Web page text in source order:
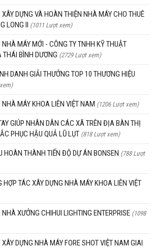
DỰNG VÀ HOÀN THIỆN NHÀ MÁY CHO THUÊ
LONG II (1011 Lượt xem)
MÁY MỚI - CÔNG TY TNHH KỸ THUẬT
BÌNH DƯƠNG (2729 Lượt xem)
DANH GIẢI THƯỞNG TOP 10 THƯƠNG HIỆU
MÁY KHOA LIÊN VIỆT NAM (1206 Lượt xem)
GIÚP NHÂN DÂN CÁC XÃ TRÊN ĐỊA BÀN THỊ
PHỤC HẬU QUẢ LŨ LỤT (818 Lượt xem)
HOÀN THÀNH TIẾN ĐỘ DỰ ÁN BONSEN (788 Lượt
HỢP TÁC XÂY DỰNG NHÀ MÁY KHOA LIÊN VIỆT
XƯỞNG CHIHUI LIGHTING ENTERPRISE (1098
DỰNG NHÀ MÁY FORE SHOT VIỆT NAM GIAI